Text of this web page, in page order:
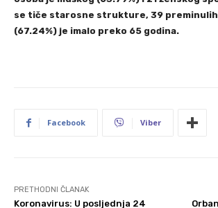
se tiče starosne strukture, 39
(67.24%) je imalo preko 65 godina.
Facebook Viber
PRETHODNI ČLANAK
Koronavirus: U posljednja 24